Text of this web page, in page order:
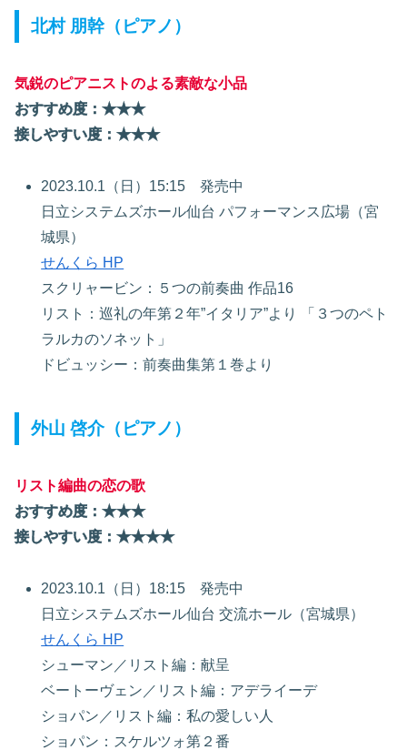
北村 朋幹（ピアノ）
気鋭のピアニストのよる素敵な小品
おすすめ度：★★★
接しやすい度：★★★
2023.10.1（日）15:15 発売中
日立システムズホール仙台 パフォーマンス広場（宮
城県）
せんくら HP
スクリャービン：５つの前奏曲 作品16
リスト：巡礼の年第２年”イタリア”より 「３つのペト
ラルカのソネット」
ドビュッシー：前奏曲集第１巻より
外山 啓介（ピアノ）
リスト編曲の恋の歌
おすすめ度：★★★
接しやすい度：★★★★
2023.10.1（日）18:15 発売中
日立システムズホール仙台 交流ホール（宮城県）
せんくら HP
シューマン／リスト編：献呈
ベートーヴェン／リスト編：アデライーデ
ショパン／リスト編：私の愛しい人
ショパン：スケルツォ第２番